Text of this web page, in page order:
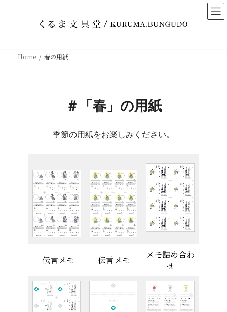
Home 春の用紙
＃「春」の用紙
季節の用紙をお楽しみください。
伝言メモ 伝言メモ
メモ詰め合わ
せ